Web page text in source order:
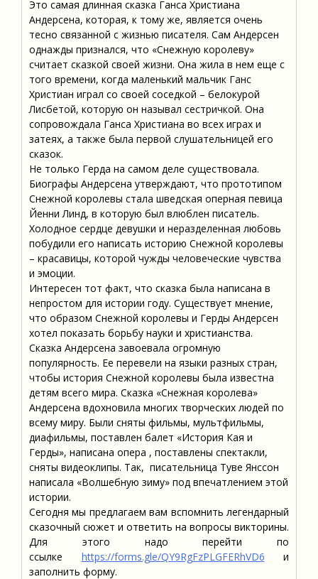
Это самая длинная сказка Ганса Христиана
Андерсена, которая, к тому же, является очень
тесно связанной с жизнью писателя. Сам Андерсен
однажды признался, что «Снежную королеву»
считает сказкой своей жизни. Она жила в нем еще с
того времени, когда маленький мальчик Ганс
Христиан играл со своей соседкой – белокурой
Лисбетой, которую он называл сестричкой. Она
сопровождала Ганса Христиана во всех играх и
затеях, а также была первой слушательницей его
сказок.
Не только Герда на самом деле существовала.
Биографы Андерсена утверждают, что прототипом
Снежной королевы стала шведская оперная певица
Йенни Линд, в которую был влюблен писатель.
Холодное сердце девушки и неразделенная любовь
побудили его написать историю Снежной королевы
– красавицы, которой чужды человеческие чувства
и эмоции.
Интересен тот факт, что сказка была написана в
непростом для истории году. Существует мнение,
что образом Снежной королевы и Герды Андерсен
хотел показать борьбу науки и христианства.
Сказка Андерсена завоевала огромную
популярность. Ее перевели на языки разных стран,
чтобы история Снежной королевы была известна
детям всего мира. Сказка «Снежная королева»
Андерсена вдохновила многих творческих людей по
всему миру. Были сняты фильмы, мультфильмы,
диафильмы, поставлен балет «История Кая и
Герды», написана опера , поставлены спектакли,
сняты видеоклипы. Так, писательница Туве Янссон
написала «Волшебную зиму» под впечатлением этой
истории.
Сегодня мы предлагаем вам вспомнить легендарный
сказочный сюжет и ответить на вопросы викторины.
Для этого надо перейти по
ссылке https://forms.gle/QY9RgFzPLGFERhVD6 и
заполнить форму.